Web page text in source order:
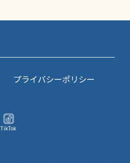
プライバシーポリシー
TikTok